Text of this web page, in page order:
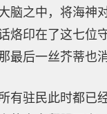
脑之中，将海神
烙印在了这七位
最后一丝芥蒂也
有驻民此时都已